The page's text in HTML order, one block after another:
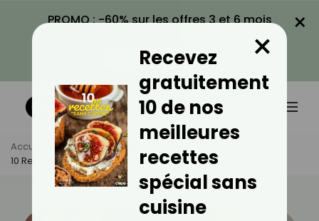
PROMO : -60% sur les offres 3 et 6 mois
VOIR LA PROMO
×
Accueil Actus
Recettes
10 Recettes De Sandwichs D'automne
Recevez
gratuitement
10 de nos
meilleures
recettes
spécial sans
cuisine
×